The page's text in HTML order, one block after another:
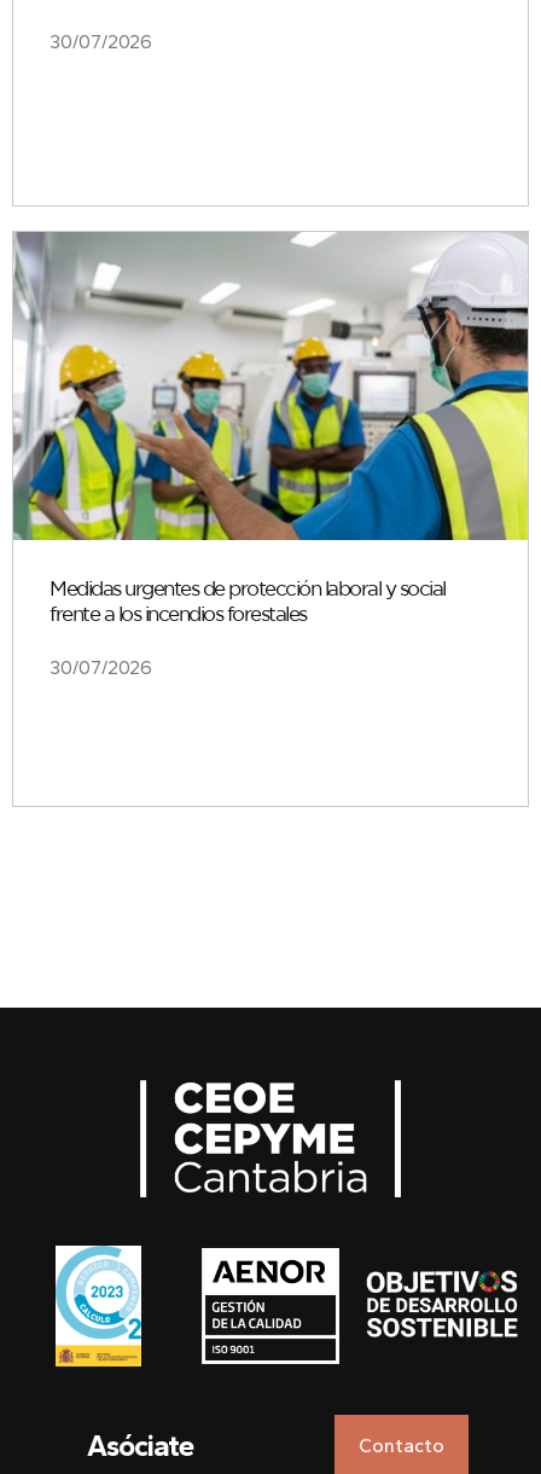
30/07/2026
Medidas urgentes de protección laboral y social
frente a los incendios forestales
30/07/2026
Asóciate Contacto